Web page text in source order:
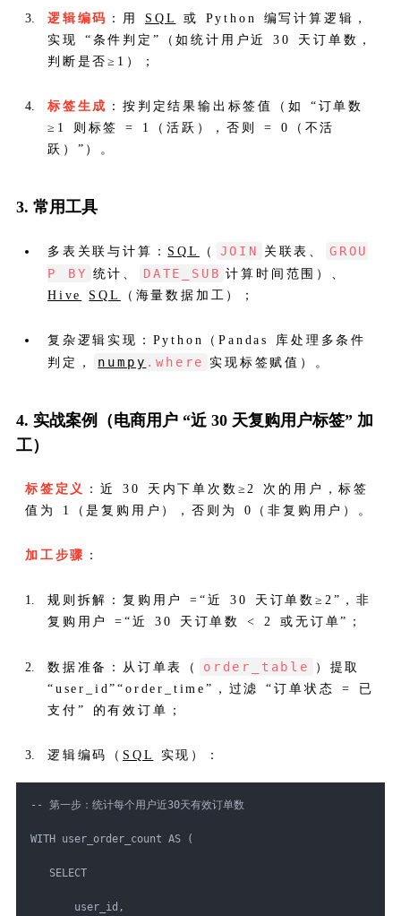
逻辑编码 ：用 SQL
或 Python 编写计算逻辑，
实现 “条件判定”（如统计用户近 30 天订单数，
判断是否≥1）；
标签生成 ：按判定结果输出标签值（如 “订单数
≥1 则标签 = 1（活跃），否则 = 0（不活
跃）”）。
3. 常用工具
多表关联与计算： SQL （ JOIN 关联表、
GROU
P BY 统计、 DATE_SUB 计算时间范围）、
Hive
SQL （海量数据加工）；
复杂逻辑实现：Python（Pandas 库处理多条件
判定，
numpy .where 实现标签赋值）。
4. 实战案例（电商用户 “近 30 天复购用户标签” 加
工）
标签定义
：近 30 天内下单次数≥2 次的用户，标签
值为 1（是复购用户），否则为 0（非复购用户）。
加工步骤 ：
规则拆解：复购用户 =“近 30 天订单数≥2”，非
复购用户 =“近 30 天订单数 < 2 或无订单”；
数据准备：从订单表（ order_table
）提取
“user_id”“order_time”，过滤 “订单状态 = 已
支付” 的有效订单；
逻辑编码（ SQL 实现）：
-- 第一步：统计每个用户近30天有效订单数
WITH user_order_count AS (
SELECT
user_id,